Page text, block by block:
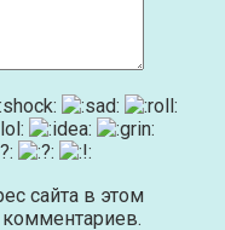
сайта в этом